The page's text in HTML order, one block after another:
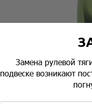
Замена рулевой
подвеске возникают